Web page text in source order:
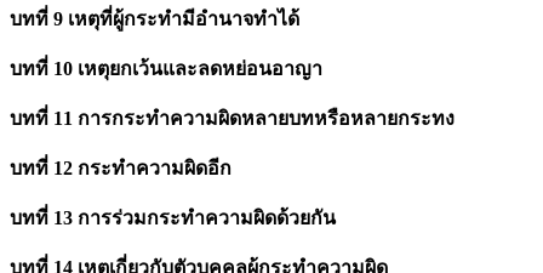
บทที่ 9 เหตุที่ผู้กระทำมีอำนาจทำได้
บทที่ 10 เหตุยกเว้นและลดหย่อนอาญา
บทที่ 11 การกระทำความผิดหลายบทหรือหลายกระทง
บทที่ 12 กระทำความผิดอีก
บทที่ 13 การร่วมกระทำความผิดด้วยกัน
บทที่ 14 เหตุเกี่ยวกับตัวบุคคลผู้กระทำความผิด